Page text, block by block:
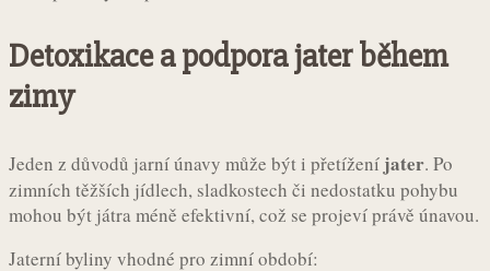
Detoxikace a podpora jater během
zimy
Jeden z důvodů jarní únavy může být i přetížení jater. Po
zimních těžších jídlech, sladkostech či nedostatku pohybu
mohou být játra méně efektivní, což se projeví právě únavou.
Jaterní byliny vhodné pro zimní období: